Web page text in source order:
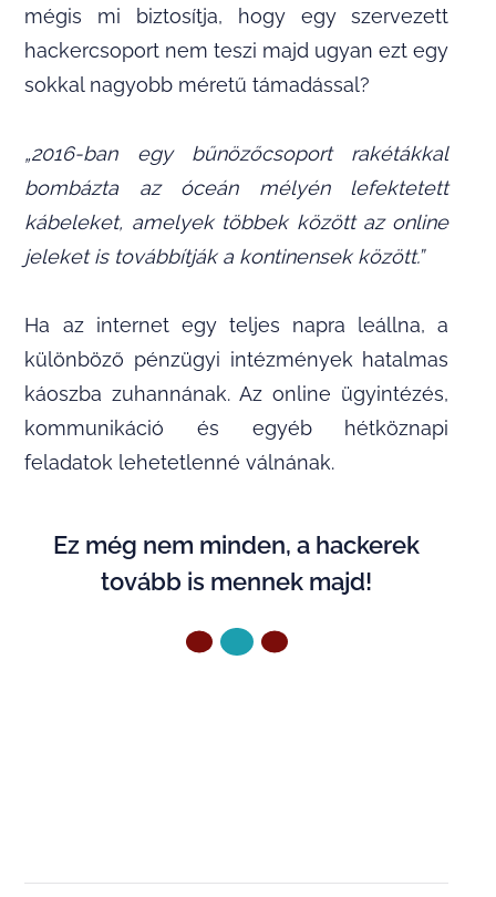
mégis mi biztosítja, hogy egy szervezett
hackercsoport nem teszi majd ugyan ezt egy
sokkal nagyobb méretű támadással?
„2016-ban egy bűnözőcsoport rakétákkal
bombázta az óceán mélyén lefektetett
kábeleket, amelyek többek között az online
jeleket is továbbítják a kontinensek között.”
Ha az internet egy teljes napra leállna, a
különböző pénzügyi intézmények hatalmas
káoszba zuhannának. Az online ügyintézés,
kommunikáció és egyéb hétköznapi
feladatok lehetetlenné válnának.
Ez még nem minden, a hackerek
tovább is mennek majd!